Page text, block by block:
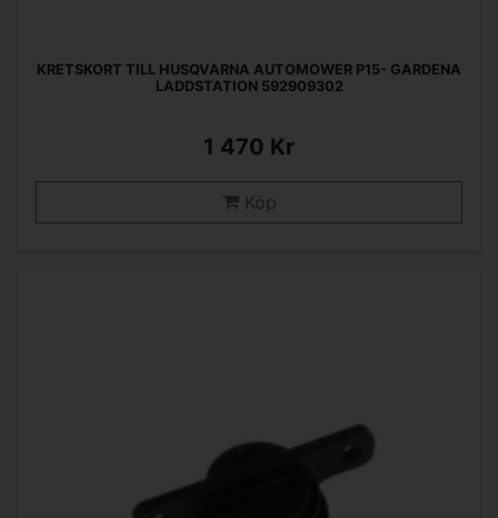
KRETSKORT TILL HUSQVARNA AUTOMOWER P15- GARDENA
LADDSTATION 592909302
1 470 Kr
Köp